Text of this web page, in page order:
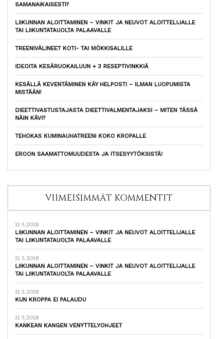
SAMANAIKAISESTI?
LIIKUNNAN ALOITTAMINEN – VINKIT JA NEUVOT ALOITTELIJALLE
TAI LIIKUNTATAUOLTA PALAAVALLE
TREENIVÄLINEET KOTI- TAI MÖKKISALILLE
IDEOITA KESÄRUOKAILUUN + 3 RESEPTIVINKKIÄ
KESÄLLÄ KEVENTÄMINEN KÄY HELPOSTI – ILMAN LUOPUMISTA
MISTÄÄN!
DIEETTIVASTUSTAJASTA DIEETTIVALMENTAJAKSI – MITEN TÄSSÄ
NÄIN KÄVI?
TEHOKAS KUMINAUHATREENI KOKO KROPALLE
EROON SAAMATTOMUUDESTA JA ITSESYYTÖKSISTÄ!
VIIMEISIMMÄT KOMMENTIT
11.5.2018
LIIKUNNAN ALOITTAMINEN – VINKIT JA NEUVOT ALOITTELIJALLE
TAI LIIKUNTATAUOLTA PALAAVALLE
11.5.2018
LIIKUNNAN ALOITTAMINEN – VINKIT JA NEUVOT ALOITTELIJALLE
TAI LIIKUNTATAUOLTA PALAAVALLE
11.5.2018
KUN KROPPA EI PALAUDU
11.5.2018
KANKEAN KANGEN VENYTTELYOHJEET